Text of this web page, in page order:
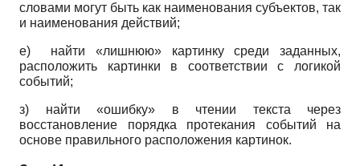
словами могут быть как наименования субъектов, так
и наименования действий;
е) найти «лишнюю» картинку среди заданных,
расположить картинки в соответствии с логикой
событий;
з) найти «ошибку» в чтении текста через
восстановление порядка протекания событий на
основе правильного расположения картинок.